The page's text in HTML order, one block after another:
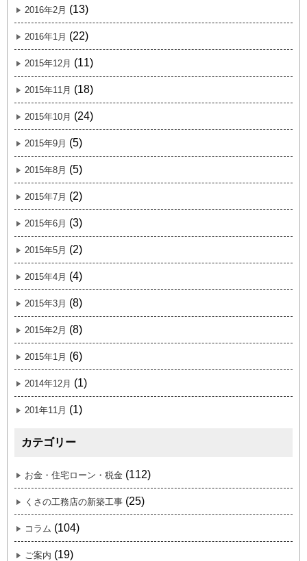
2016年2月 (13)
2016年1月 (22)
2015年12月 (11)
2015年11月 (18)
2015年10月 (24)
2015年9月 (5)
2015年8月 (5)
2015年7月 (2)
2015年6月 (3)
2015年5月 (2)
2015年4月 (4)
2015年3月 (8)
2015年2月 (8)
2015年1月 (6)
2014年12月 (1)
201年11月 (1)
カテゴリー
お金・住宅ローン・税金 (112)
くさの工務店の新築工事 (25)
コラム (104)
ご案内 (19)